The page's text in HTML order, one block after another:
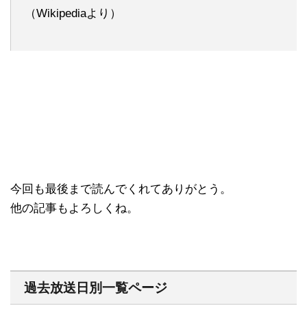
（Wikipediaより）
今回も最後まで読んでくれてありがとう。
他の記事もよろしくね。
過去放送日別一覧ページ